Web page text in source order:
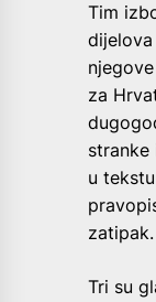
Tim
za
stranke
u
zatipak.
Tri su